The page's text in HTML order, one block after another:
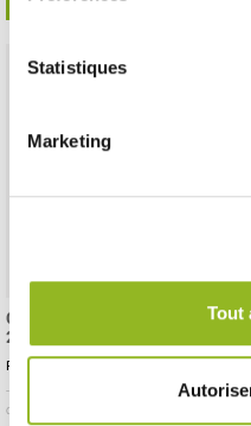
Statistiques
Marketing
Tout
Couvercle pour plateau ardoise
295x195 mm
Référence :PS36519
- 300x200x52 mm
- 100 pièces /
carton